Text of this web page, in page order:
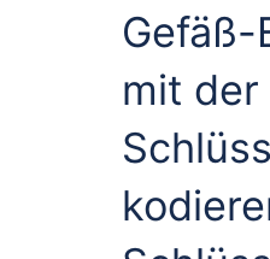
mit